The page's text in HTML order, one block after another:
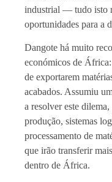
industrial — tudo isto
oportunidades para a
Dangote há muito
económicos de África:
de exportarem
acabados. Assumiu
a resolver este
produção, sistemas
processamento de
que irão transferir
dentro de África.